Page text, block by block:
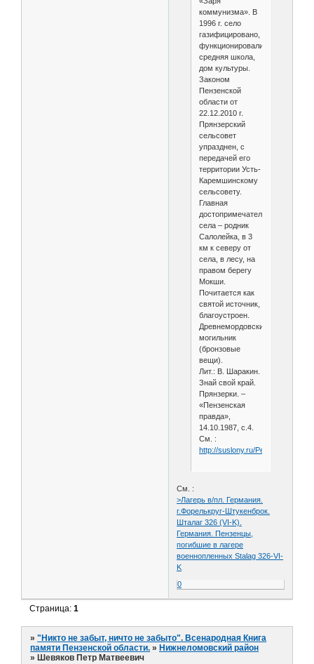
коммунизма». В
1996 г. село
газифицировано,
функционировали
средняя школа,
дом культуры.
Законом
Пензенской
области от
22.12.2010 г.
Прянзерский
сельсовет
упразднен, с
передачей его
территории Усть-
Каремшинскому
сельсовету.
Главная
достопримечательность
села – родник
Салолейка, в 3
км к северу от
села, в лесу, на
правом берегу
Мокши.
Почитается как
святой источник,
благоустроен.
Древнемордовский
могильник
(бронзовые
вещи).
Лит.: В. Шаракин.
Знай свой край.
Прянзерки. –
«Пензенская
правда»,
14.10.1987, с.4.
См. :
http://suslony.ru/Penzagebiet/
См. :
>Лагерь в/пл. Германия.
г.Форелькруг-Штукенброк.
Шталаг 326 (VI-K).
Германия. Пензенцы,
погибшие в лагере
военнопленных Stalag 326-VI-
K
0
Страница:1
»"Никто не забыт, ничто не забыто". Всенародная Книга
памяти Пензенской области. » Нижнеломовский район
» Шевяков Петр Матвеевич